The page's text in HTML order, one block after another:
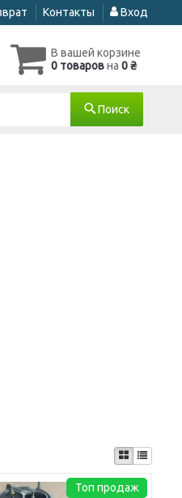
Контакты Вход
В вашей корзине
0 товаровна 0 ₴
Поиск
Топ продаж